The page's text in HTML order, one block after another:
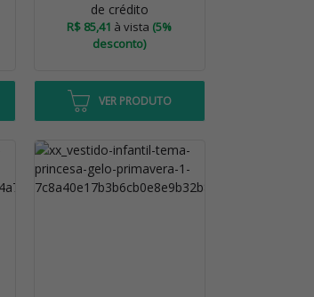
de crédito
R$ 85,41 à vista (5%
desconto)
VER PRODUTO